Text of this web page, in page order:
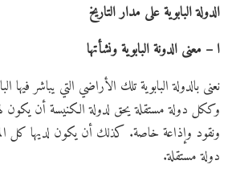
الدولة البابوية على مدار التاريخ
ا – معنى الدونة البابوية ونشأتها
نعنى بالدولة البابوية تلك الأراضي التي يباشر فيها
وككل دولة مستقلة يحق لدولة الكنيسة أن يكون
ونقود وإذاعة خاصة. كذلك أن يكون لديها كل
دولة مستقلة.